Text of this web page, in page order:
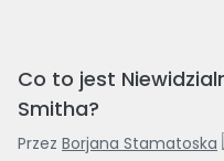
Co to jest
Smitha?
Przez Borjana Stamatoska